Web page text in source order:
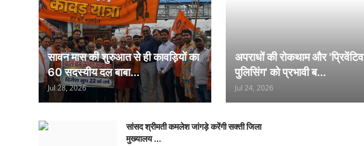
सावन मास की शुरुआत से ही कावड़ियों का
60 सदस्यीय दल बाबा...
Jul 28, 2026
अपराधों की रोकथाम और 'प्रिवेंटिव
पुलिसिंग' को प्रभावी ब...
Jul 24, 2026
सांसद श्रीमती कमलेश जांगड़े करेंगी सक्ती जिला
मुख्यालय ...